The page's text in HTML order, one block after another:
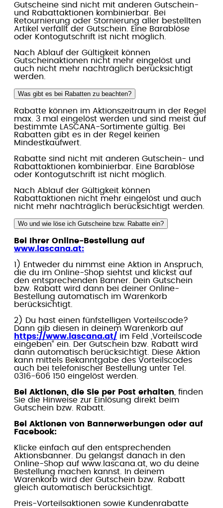
Gutscheine sind nicht mit anderen Gutschein-
und Rabattaktionen kombinierbar. Bei
Retournierung oder Stornierung aller bestellten
Artikel verfällt der Gutschein. Eine Barablöse
oder Kontogutschrift ist nicht möglich.
Nach Ablauf der Gültigkeit können
Gutscheinaktionen nicht mehr eingelöst und
auch nicht mehr nachträglich berücksichtigt
werden.
Was gibt es bei Rabatten zu beachten?
Rabatte können im Aktionszeitraum in der Regel
max. 3 mal eingelöst werden und sind meist auf
bestimmte LASCANA-Sortimente gültig. Bei
Rabatten gibt es in der Regel keinen
Mindestkaufwert.
Rabatte sind nicht mit anderen Gutschein- und
Rabattaktionen kombinierbar. Eine Barablöse
oder Kontogutschrift ist nicht möglich.
Nach Ablauf der Gültigkeit können
Rabattaktionen nicht mehr eingelöst und auch
nicht mehr nachträglich berücksichtigt werden.
Wo und wie löse ich Gutscheine bzw. Rabatte ein?
Bei Ihrer Online-Bestellung auf
www.lascana.at:
1) Entweder du nimmst eine Aktion in Anspruch,
die du im Online-Shop siehtst und klickst auf
den entsprechenden Banner. Dein Gutschein
bzw. Rabatt wird dann bei deiner Online-
Bestellung automatisch im Warenkorb
berücksichtigt.
2) Du hast einen fünfstelligen Vorteilscode?
Dann gib diesen in deinem Warenkorb auf
https://www.lascana.at/ im Feld „Vorteilscode
eingeben“ ein. Der Gutschein bzw. Rabatt wird
dann automatisch berücksichtigt. Diese Aktion
kann mittels Bekanntgabe des Vorteilscodes
auch bei telefonischer Bestellung unter Tel.
0316-606 150 eingelöst werden.
Bei Aktionen, die Sie per Post erhalten , finden
Sie die Hinweise zur Einlösung direkt beim
Gutschein bzw. Rabatt.
Bei Aktionen von Bannerwerbungen oder auf
Facebook:
Klicke einfach auf den entsprechenden
Aktionsbanner. Du gelangst danach in den
Online-Shop auf www.lascana.at, wo du deine
Bestellung machen kannst. In deinem
Warenkorb wird der Gutschein bzw. Rabatt
gleich automatisch berücksichtigt.
Preis-Vorteilsaktionen sowie Kundenrabatte